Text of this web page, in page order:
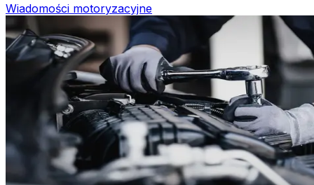
Wiadomości motoryzacyjne